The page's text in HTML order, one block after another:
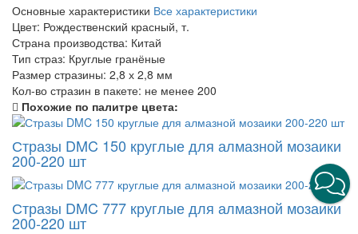
Основные характеристики Все характеристики
Цвет: Рождественский красный, т.
Страна производства: Китай
Тип страз: Круглые гранёные
Размер стразины: 2,8 х 2,8 мм
Кол-во стразин в пакете: не менее 200
Похожие по палитре цвета:
Стразы DMC 150 круглые для алмазной мозаики
200-220 шт
Стразы DMC 777 круглые для алмазной мозаики
200-220 шт